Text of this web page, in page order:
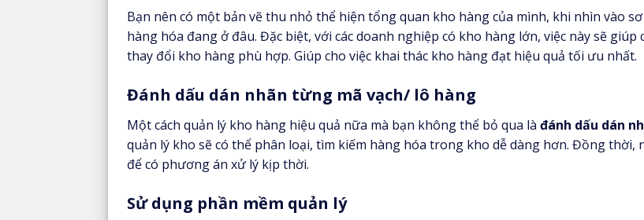
Bạn nên có một bản vẽ thu nhỏ thể hiện tổng quan kho hàng của mình, khi nhìn vào
hàng hóa đang ở đâu. Đặc biệt, với các doanh nghiệp có kho hàng lớn, việc này sẽ
thay đổi kho hàng phù hợp. Giúp cho việc khai thác kho hàng đạt hiệu quả tối ưu nhất.
Đánh dấu dán nhãn từng mã vạch/ lô hàng
Một cách quản lý kho hàng hiệu quả nữa mà bạn không thể bỏ qua là đánh dấu dán
quản lý kho sẽ có thể phân loại, tìm kiếm hàng hóa trong kho dễ dàng hơn. Đồng
để có phương án xử lý kịp thời.
Sử dụng phần mềm quản lý